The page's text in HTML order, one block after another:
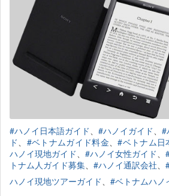
#ハノイ日本語ガイド、 #ハノイガイド、 #
ド、 #ベトナムガイド料金、#ベトナム日
ハノイ現地ガイド、 #ハノイ女性ガイド、
トナム人ガイド募集、 #ハノイ通訳会社、
ハノイ現地ツアーガイド
#ベトナムハノ